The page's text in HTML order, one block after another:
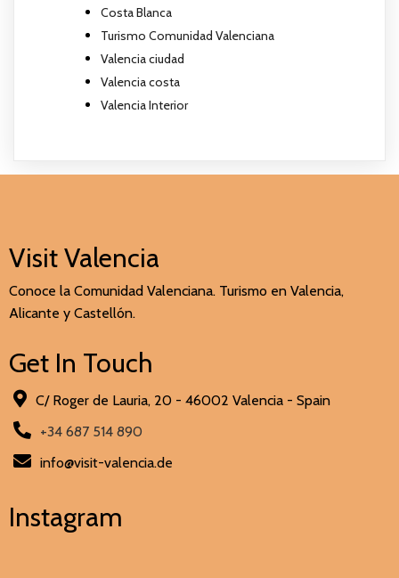
Costa Blanca
Turismo Comunidad Valenciana
Valencia ciudad
Valencia costa
Valencia Interior
Visit Valencia
Conoce la Comunidad Valenciana. Turismo en Valencia,
Alicante y Castellón.
Get In Touch
C/ Roger de Lauria, 20 - 46002 Valencia - Spain
+34 687 514 890
info@visit-valencia.de
Instagram